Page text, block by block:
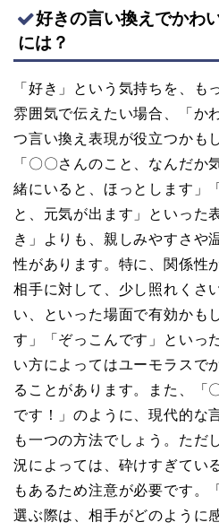
好きの言い換えでかわ
には？
「好き」という気持ちを、も
雰囲気で伝えたい場合、「か
つ言い換え表現が役立つかも
「〇〇さんのこと、なんだか
緒にいると、ほっとします」
と、元気が出ます」といった
き」よりも、親しみやすさや
性があります。特に、関係性
相手に対して、少し照れくさ
い、といった場面で有効かも
す」「ぞっこんです」といっ
い方によってはユーモラスで
ることがあります。また、「
です！」のように、現代的な
も一つの方法でしょう。ただ
況によっては、砕けすぎてい
もあるため注意が必要です。
選ぶ際は、相手がどのように